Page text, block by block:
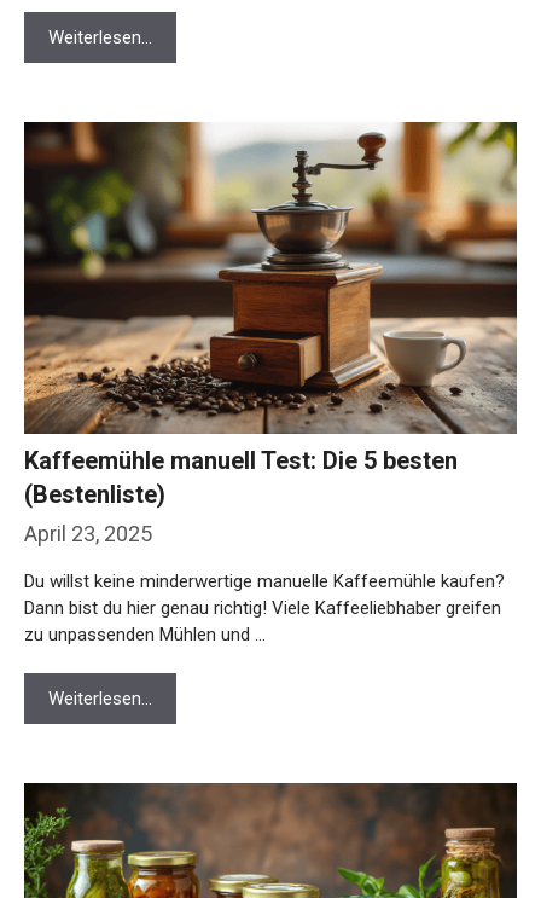
Weiterlesen…
April 23, 2025
Kaffeemühle manuell Test: Die 5 besten
(Bestenliste)
Du willst keine minderwertige manuelle Kaffeemühle kaufen?
Dann bist du hier genau richtig! Viele Kaffeeliebhaber greifen
zu unpassenden Mühlen und …
Weiterlesen…